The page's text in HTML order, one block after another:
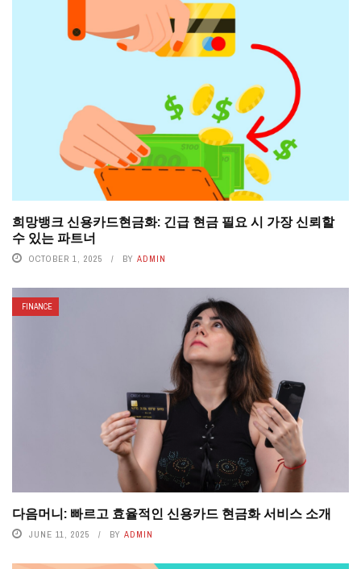
희망뱅크 신용카드현금화: 긴급 현금 필요 시 가장 신뢰할
수 있는 파트너
OCTOBER 1, 2025 BY ADMIN
FINANCE
다음머니: 빠르고 효율적인 신용카드 현금화 서비스 소개
JUNE 11, 2025 BY ADMIN